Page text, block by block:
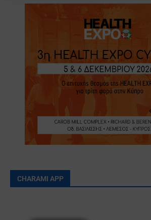
CHARAMI APP